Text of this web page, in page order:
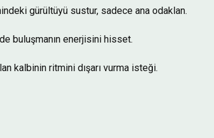
gürültüyü sustur, sadece ana odaklan.
buluşmanın enerjisini hisset.
kalbinin ritmini dışarı vurma isteği.